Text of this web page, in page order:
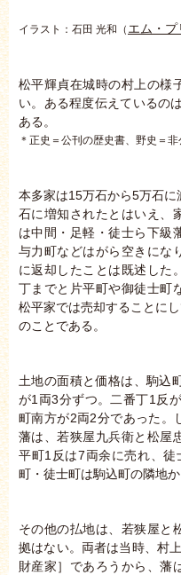
イラスト：石田 光和（ エム・プ
松平輝貞在城時の村上の様
い。ある程度伝えているの
ある。
＊正史＝公刊の歴史書、野史＝
本多家は15万石から5万石
石に増知されたとはいえ、
は中間・足軽・徒士ら下級
与力町などはがら空きにな
に返却したことは既述した
丁までと片平町や御徒士町
松平家では売却することに
のことである。
土地の面積と価格は、駒込
が1両3分ずつ。二番丁1反
町南方が2両2分であった。
藩は、若狭屋九兵衛と松屋
平町1反は7両余に売れ、
町・徒士町は駒込町の隣地か
その他の払地は、若狭屋と
拠はない。両者は当時、村
財産家］であろうから、藩